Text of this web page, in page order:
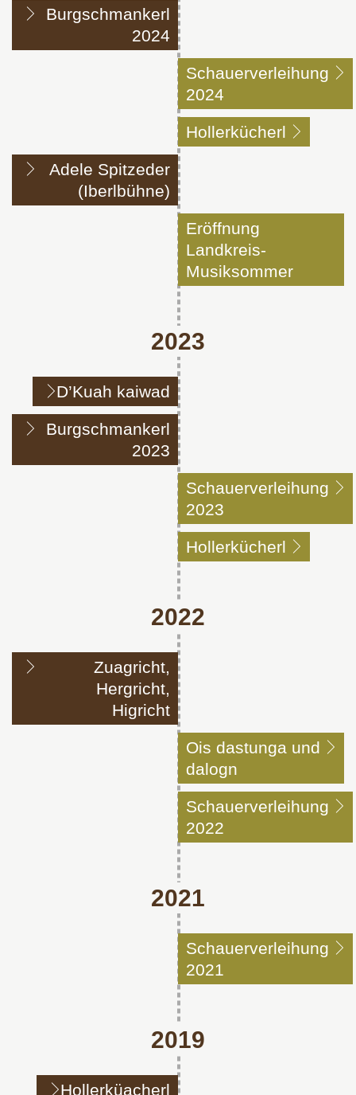
Burgschmankerl
2024
Schauerverleihung
2024
Hollerkücherl
Adele Spitzeder
(Iberlbühne)
Eröffnung
Landkreis-
Musiksommer
2023
D’Kuah kaiwad
Burgschmankerl
2023
Schauerverleihung
2023
Hollerkücherl
2022
Zuagricht,
Hergricht,
Higricht
Ois dastunga und
dalogn
Schauerverleihung
2022
2021
Schauerverleihung
2021
2019
Hollerküacherl